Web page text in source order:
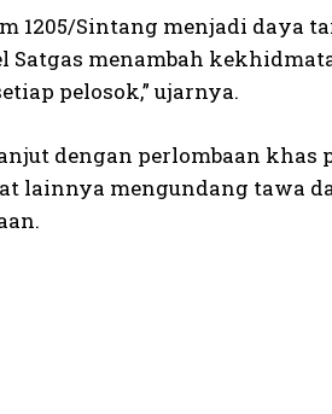
1205/Sintang menjadi daya
Satgas menambah
pelosok,” ujarnya.
dengan perlombaan
lainnya mengundang tawa